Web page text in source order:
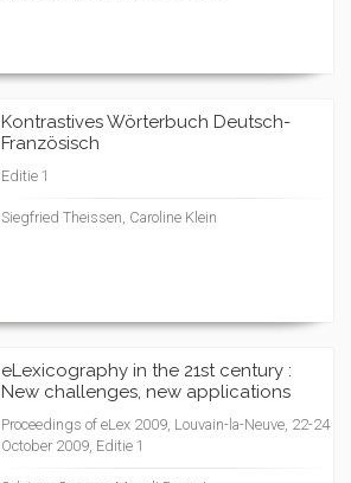
Kontrastives Wörterbuch Deutsch-
Französisch
Editie 1
Siegfried Theissen, Caroline Klein
eLexicography in the 21st century :
New challenges, new applications
Proceedings of eLex 2009, Louvain-la-Neuve, 22-24
October 2009, Editie 1